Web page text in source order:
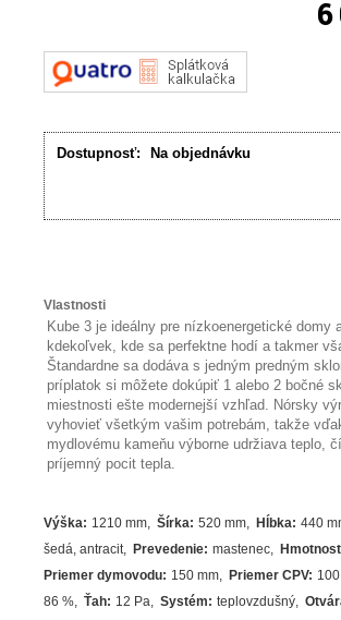
6
Dostupnosť: Na objednávku
Vlastnosti
Kube 3 je ideálny pre nízkoenergetické domy
kdekoľvek, kde sa perfektne hodí a takmer
Štandardne sa dodáva s jedným predným
príplatok si môžete dokúpiť 1 alebo 2 bočné
miestnosti ešte modernejší vzhľad. Nórsky
vyhovieť všetkým vašim potrebám, takže
mydlovému kameňu výborne udržiava teplo,
príjemný pocit tepla.
Výška: 1210 mm Šírka: 520 mm Hĺbka: 440
šedá,antracit Prevedenie: mastenec
Priemer dymovodu: 150 mm Priemer CPV:
86% Ťah: 12 Pa Systém: teplovzdušný